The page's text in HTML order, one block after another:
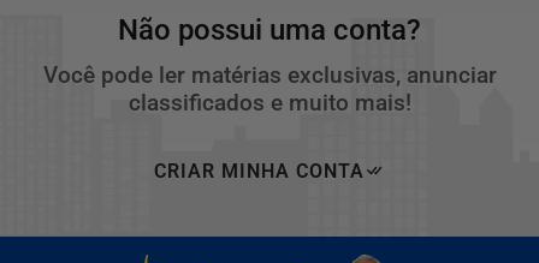
Não possui uma conta?
Você pode ler matérias exclusivas, anunciar
classificados e muito mais!
CRIAR MINHA CONTA